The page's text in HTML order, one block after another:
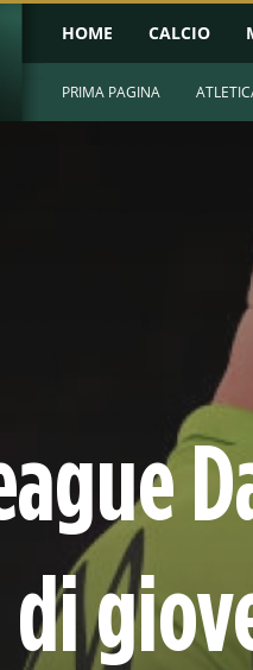
HOME CALCIO
PRIMA PAGINA